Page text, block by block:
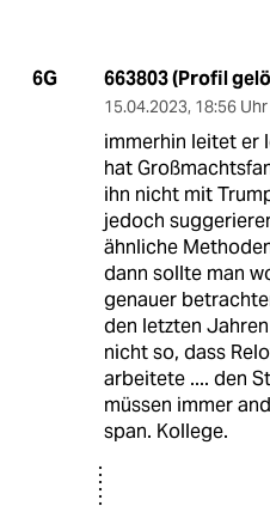
6G 663803 (Profil
15.04.2023, 18:56 Uhr
immerhin leitet er
hat
ihn nicht mit
jedoch
ähnliche
dann sollte man
genauer
den letzten
nicht so, dass
arbeitete .... den
müssen immer
span. Kollege.